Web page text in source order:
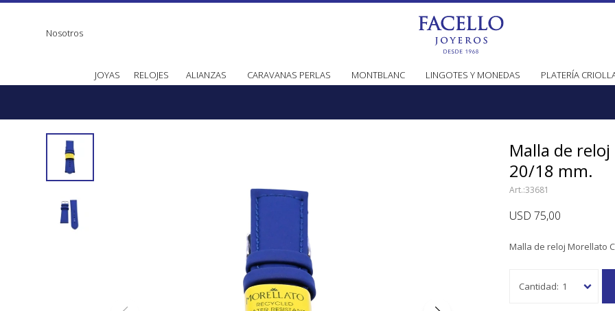
JOYAS RELOJES ALIANZAS CARAVANAS PERLAS MONTBLANC LINGOTES Y MONEDAS PLATERÍA
Nosotros
Malla de
20/18 mm.
33681
USD 75,00
Malla de reloj Morellato
1